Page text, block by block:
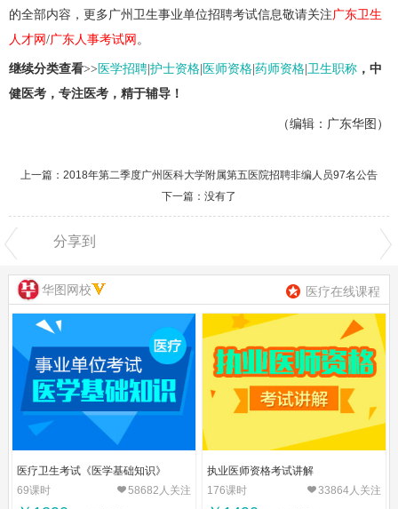
的全部内容，更多广州卫生事业单位招聘考试信息敬请关注 广东卫生
人才网/广东人事考试网 。
继续分类查看>> 医学招聘|护士资格| 医师资格|药师资格|卫生职称 ，中
健医考，专注医考，精于辅导！
（编辑：广东华图）
上一篇： 2018年第二季度广州医科大学附属第五医院招聘非编人员97名公告
下一篇：没有了
分享到
华图网校 医疗在线课程
医疗卫生考试《医学基础知识》
58682人关注
69课时
执业医师资格考试讲解
33864人关注
176课时